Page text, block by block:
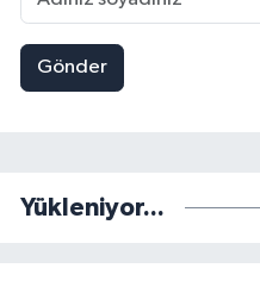
Gönder
Yükleniyor...